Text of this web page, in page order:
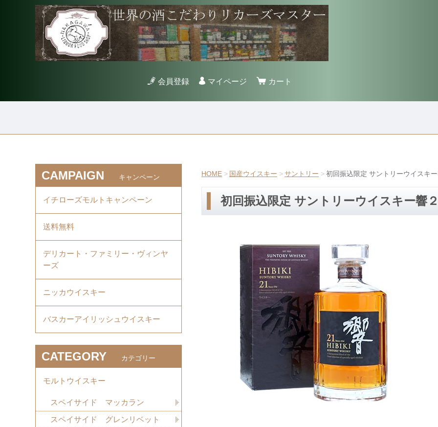
会員登録 マイページ カート
HOME 国産ウイスキー サントリー 初回振込限定 サントリーウイスキ
初回振込限定 サントリーウイスキー響
CAMPAIGN キャンペーン
イチローズモルトキャンペーン
送料無料
デリカート・ファミリー・ヴィンヤ
ーズ
ニッカウイスキー
バスカーアイリッシュウイスキー
CATEGORY カテゴリー
モルトウイスキー
スペイサイド マッカラン
スペイサイド グレンリベット